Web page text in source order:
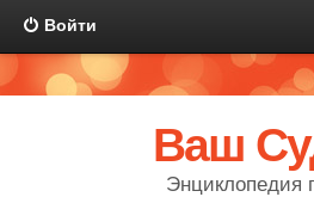
Войти
Ваш
Энциклопедия